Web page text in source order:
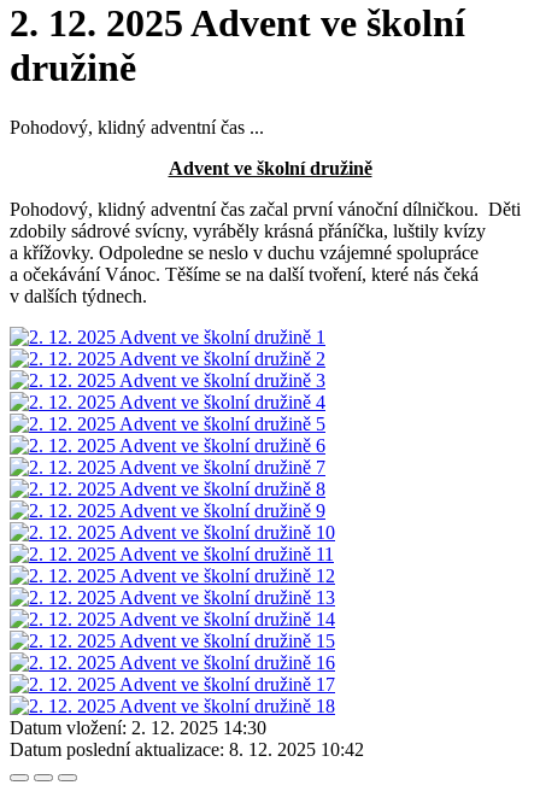
2. 12. 2025 Advent ve školní
družině
Pohodový, klidný adventní čas ...
Advent ve školní družině
Pohodový, klidný adventní čas začal první vánoční dílničkou. Děti
zdobily sádrové svícny, vyráběly krásná přáníčka, luštily kvízy
a křížovky. Odpoledne se neslo v duchu vzájemné spolupráce
a očekávání Vánoc. Těšíme se na další tvoření, které nás čeká
v dalších týdnech.
Datum vložení: 2. 12. 2025 14:30
Datum poslední aktualizace: 8. 12. 2025 10:42